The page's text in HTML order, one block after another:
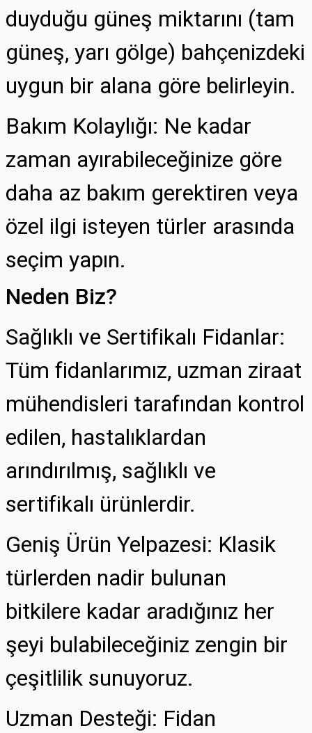
duyduğu güneş miktarını (tam
güneş, yarı gölge) bahçenizdeki
uygun bir alana göre belirleyin.
Bakım Kolaylığı: Ne kadar
zaman ayırabileceğinize göre
daha az bakım gerektiren veya
özel ilgi isteyen türler arasında
seçim yapın.
Neden Biz?
Sağlıklı ve Sertifikalı Fidanlar:
Tüm fidanlarımız, uzman ziraat
mühendisleri tarafından kontrol
edilen, hastalıklardan
arındırılmış, sağlıklı ve
sertifikalı ürünlerdir.
Geniş Ürün Yelpazesi: Klasik
türlerden nadir bulunan
bitkilere kadar aradığınız her
şeyi bulabileceğiniz zengin bir
çeşitlilik sunuyoruz.
Uzman Desteği: Fidan